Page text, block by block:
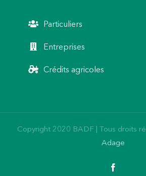
Particuliers
Entreprises
Crédits agricoles
Copyright 2020 BADF | Tous droits
Adage
Facebook